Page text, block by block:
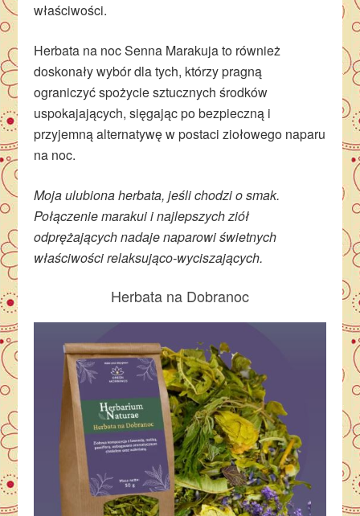
właściwości.
Herbata na noc Senna Marakuja to również
doskonały wybór dla tych, którzy pragną
ograniczyć spożycie sztucznych środków
uspokajających, sięgając po bezpieczną i
przyjemną alternatywę w postaci ziołowego naparu
na noc.
Moja ulubiona herbata, jeśli chodzi o smak.
Połączenie marakui i najlepszych ziół
odprężających nadaje naparowi świetnych
właściwości relaksująco-wyciszających.
Herbata na Dobranoc